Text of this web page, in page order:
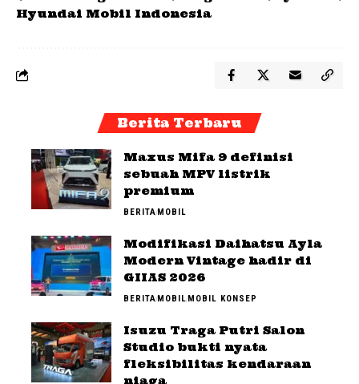
Hyundai Mobil Indonesia
Berita Terbaru
Maxus Mifa 9 definisi
sebuah MPV listrik
premium
BERITAMOBIL
Modifikasi Daihatsu Ayla
Modern Vintage hadir di
GIIAS 2026
BERITAMOBILMOBIL KONSEP
Isuzu Traga Putri Salon
Studio bukti nyata
fleksibilitas kendaraan
niaga